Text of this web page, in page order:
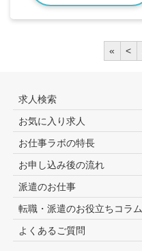
« <
求人検索
お気に入り求人
お仕事ラボの特長
お申し込み後の流れ
派遣のお仕事
転職・派遣のお役⽴ちコラム
よくあるご質問